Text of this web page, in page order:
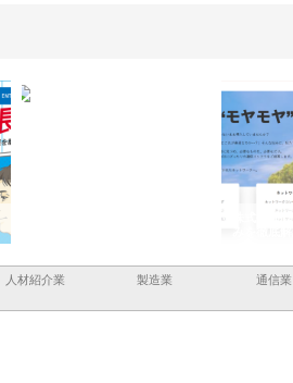
株式会社
人材紹介業 製造業 通信業